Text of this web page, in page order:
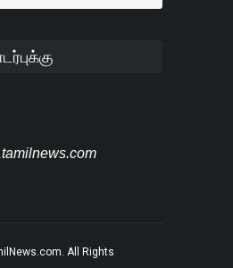
. All Rights